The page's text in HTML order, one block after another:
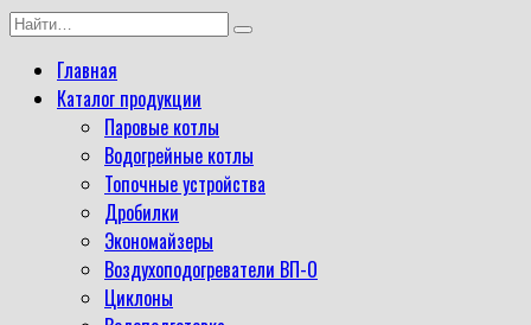
Search
Главная
Каталог продукции
Паровые котлы
Водогрейные котлы
Топочные устройства
Дробилки
Экономайзеры
Воздухоподогреватели ВП-О
Циклоны